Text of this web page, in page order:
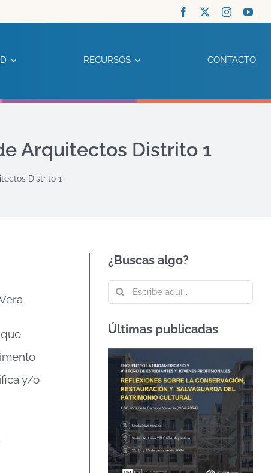
RECURSOS CONTACTO
Arquitectos Distrito 1
Distrito 1
y/o
¿Buscas algo?
Buscar:
Últimas publicadas
60º ANIVERSARIO DE
LA CARTA DE VENECIA
– CARTA
INTERNACIONAL
SOBRE LA
CONSERVACIÓN Y LA
RESTAURACIÓN DE
MONUMENTOS Y
SITIOS